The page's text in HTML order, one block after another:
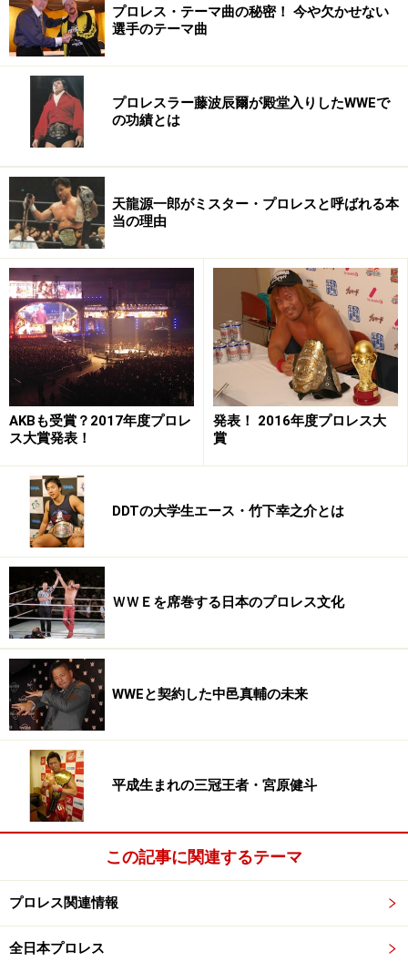
経歴を聞いていきたいのですが、その前に、まずは先日
行われた新日本プロレス東京ドーム大会の率直な感想か
らお聞かせ下さい。
「ええぇ～、そこからですか？えっと、そうですね（し
ばし沈黙）。ノアとの対抗戦とかTNAとかいろいろあり
ましたけど、やっぱりIWGPのタイトルマッチの印象が強
いですね。前回の（両者の）対戦からして、30分を超え
る試合になるような気はしていたんですけどその通りで
した・・・。
ドームのメインで30分超える試合ってちょっと記憶にな
いですよね？あとは、武藤さんって、去年はムタで試合
して、一昨年はメインで蝶野さんとタッグ組んだり、こ
こ数年の新日本のドームには欠かせない役割を担ってい
ますね。ただ、テンコジの復活もそうですけど、最近は
全日本プロレスが敵なのか味方なのか、わからなくなっ
ているのは正直残念です」
――清野さんが最も印象に残った試合というのは？
「個人的には、永田裕志－田中将斗がベストでしたね。
休憩前の試合でしたが、あの日ドームの客席を瞬間的に
最も沸かせたのは、永田さんが腕固めの体勢に入って白
眼になった瞬間だと思うんですよね。“おぉ、キタ
ー！”っていう感じでドッと沸きましたから。いいか悪い
かは別にして、目の動きであれだけの人を沸かせられる
というのはスゴイですよね！
ドームのプロレスって、客席からオーロラビジョンを観
ようか、それともリングを観ようか迷うことが多いと思
うんですけど、あの時ばかりはみんなオーロラビジョン
に注目ですからね。ドームという会場をうまく使ってい
ると言うか・・・。
それに永田さんは、去年はカート・アングルと、一昨年
は鈴木みのると、その前は村上和成と、実はメインじゃ
ないけど、毎年シングルで名勝負を連発している“真・ド
プロレス・テーマ曲の秘密！ 今や欠かせない
選手のテーマ曲
プロレスラー藤波辰爾が殿堂入りしたWWEで
の功績とは
天龍源一郎がミスター・プロレスと呼ばれる本
当の理由
AKBも受賞？2017年度プロレ
ス大賞発表！
発表！ 2016年度プロレス大
賞
DDTの大学生エース・竹下幸之介とは
ＷＷＥを席巻する日本のプロレス文化
WWEと契約した中邑真輔の未来
平成生まれの三冠王者・宮原健斗
この記事に関連するテーマ
プロレス関連情報
全日本プロレス